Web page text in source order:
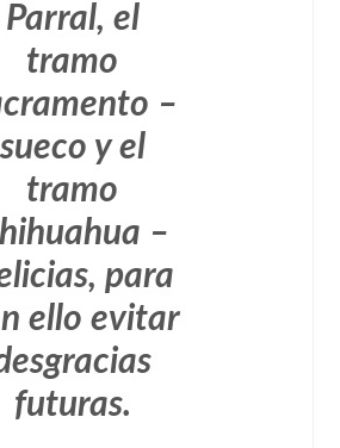
Parral, el
tramo
–
sueco y el
tramo
–
para
ello evitar
futuras.